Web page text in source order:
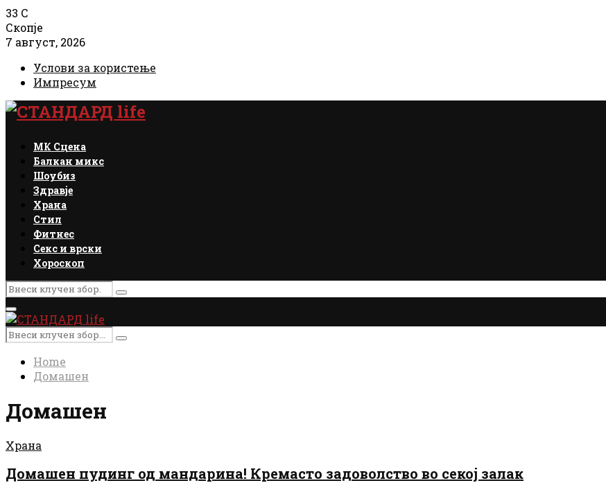
33 C
Скопје
7 август, 2026
Услови за користење
Импресум
Facebook
Instagram
Email
Rss
МК Сцена
Балкан микс
Шоубиз
Здравје
Храна
Стил
Фитнес
Секс и врски
Хороскоп
Search
for:
Search
Primary
Menu
Search
for:
Search
Home
Домашен
Домашен
Храна
Домашен пудинг од мандарина! Кремасто задоволство во секој залак